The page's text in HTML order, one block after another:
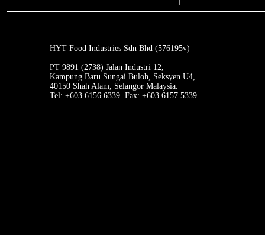
HYT Food Industries Sdn Bhd (576195v)
PT 9891 (2738) Jalan Industri 12,
Kampung Baru Sungai Buloh, Seksyen U4,
40150 Shah Alam, Selangor Malaysia.
Tel: +603 6156 6339 Fax: +603 6157 5339